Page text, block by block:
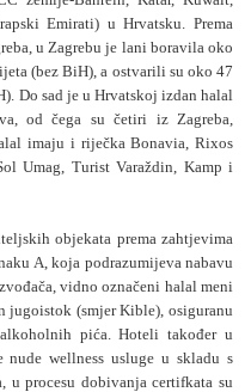
Emirati) u Hrvatsku. Prema
u Zagrebu je lani boravila oko
(bez BiH), a ostvarili su oko 47
Do sad je u Hrvatskoj izdan halal
od čega su četiri iz Zagreba,
imaju i riječka Bonavia, Rixos
Umag, Turist Varaždin, Kamp i
objekata prema zahtjevima
A, koja podrazumijeva nabavu
vidno označeni halal meni
jugoistok (smjer Kible), osiguranu
pića. Hoteli također u
wellness usluge u skladu s
u procesu dobivanja certifkata su